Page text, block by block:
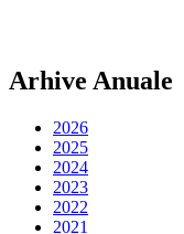
Arhive Anuale
2026
2025
2024
2023
2022
2021